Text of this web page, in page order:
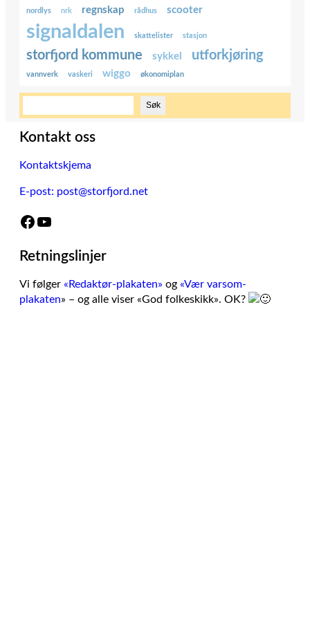
nordlys nrk regnskap rådhus scooter
signaldalen skattelister stasjon
storfjord kommune sykkel utforkjøring
vannverk vaskeri wiggo økonomiplan
ø
k
Søk
Kontakt oss
Kontaktskjema
E-post: post@storfjord.net
Facebook YouTube
Retningslinjer
Vi følger «Redaktør-plakaten» og «Vær varsom-
plakaten» – og alle viser «God folkeskikk». OK?